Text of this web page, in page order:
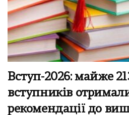
Вступ-2026: майже
вступників
рекомендації до